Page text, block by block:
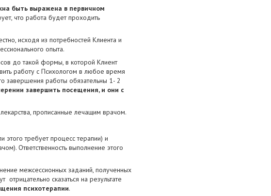
быть выражена в первичном
что работа будет проходить
исходя из потребностей Клиента и
опыта.
до такой формы, в которой Клиент
работу с Психологом в любое время
завершения работы обязательны 1- 2
завершить посещения, и они с
прописанные лечащим врачом.
этого требует процесс терапии) и
Ответственность выполнение этого
межсессионных заданий, полученных
отрицательно сказаться на результате
психотерапии.